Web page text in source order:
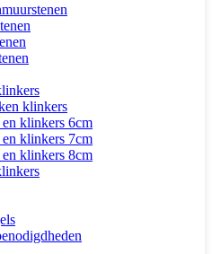
klinkers
en klinkers 6cm
en klinkers 7cm
en klinkers 8cm